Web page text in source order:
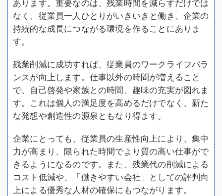
なく、従業員一人ひとりがいきいきと働き、企業の
持続的な成長につながる環境を作ることにありま
す。
残業削減に成功すれば、従業員のワークライフバラ
ンスが向上します。仕事以外の時間が増えること
で、自己啓発や家族との時間、趣味の充実が図れま
す。これは個人の満足度を高めるだけでなく、新た
な発想や創造性の源泉ともなり得ます。
企業にとっても、従業員の生産性向上により、集中
力が高まり、限られた時間でより質の高い仕事がで
きるようになるのです。また、残業代の削減による
コスト低減や、「働きやすい会社」としての評判向
上による優秀な人材の確保にもつながります。